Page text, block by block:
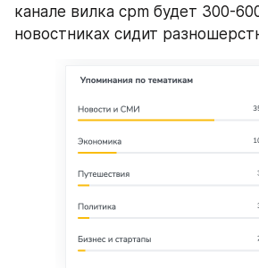
канале вилка cpm будет 300-
новостниках сидит